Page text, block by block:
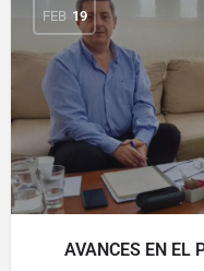
FEB 19
AVANCES EN EL